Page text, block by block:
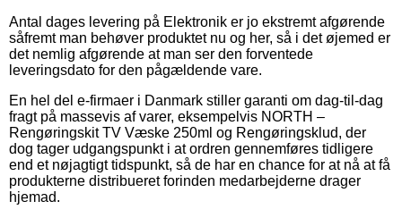
Antal dages levering på Elektronik er jo ekstremt afgørende
såfremt man behøver produktet nu og her, så i det øjemed er
det nemlig afgørende at man ser den forventede
leveringsdato for den pågældende vare.
En hel del e-firmaer i Danmark stiller garanti om dag-til-dag
fragt på massevis af varer, eksempelvis NORTH –
Rengøringskit TV Væske 250ml og Rengøringsklud, der
dog tager udgangspunkt i at ordren gennemføres tidligere
end et nøjagtigt tidspunkt, så de har en chance for at nå at få
produkterne distribueret forinden medarbejderne drager
hjemad.